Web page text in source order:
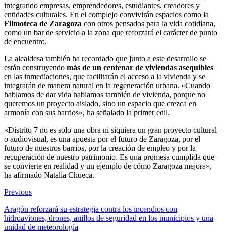
integrando empresas, emprendedores, estudiantes, creadores y
entidades culturales. En el complejo convivirán espacios como la
Filmoteca de Zaragoza con otros pensados para la vida cotidiana,
como un bar de servicio a la zona que reforzará el carácter de punto
de encuentro.
La alcaldesa también ha recordado que junto a este desarrollo se
están construyendo más de un centenar de viviendas asequibles
en las inmediaciones, que facilitarán el acceso a la vivienda y se
integrarán de manera natural en la regeneración urbana. «Cuando
hablamos de dar vida hablamos también de vivienda, porque no
queremos un proyecto aislado, sino un espacio que crezca en
armonía con sus barrios», ha señalado la primer edil.
«Distrito 7 no es solo una obra ni siquiera un gran proyecto cultural
o audiovisual, es una apuesta por el futuro de Zaragoza, por el
futuro de nuestros barrios, por la creación de empleo y por la
recuperación de nuestro patrimonio. Es una promesa cumplida que
se convierte en realidad y un ejemplo de cómo Zaragoza mejora»,
ha afirmado Natalia Chueca.
Previous
Aragón reforzará su estrategia contra los incendios con
hidroaviones, drones, anillos de seguridad en los municipios y una
unidad de meteorología